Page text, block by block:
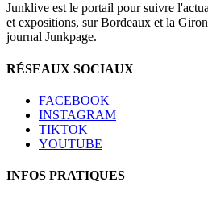
Junklive est le portail pour suivre
et expositions, sur Bordeaux et la
journal Junkpage.
RÉSEAUX SOCIAUX
FACEBOOK
INSTAGRAM
TIKTOK
YOUTUBE
INFOS PRATIQUES